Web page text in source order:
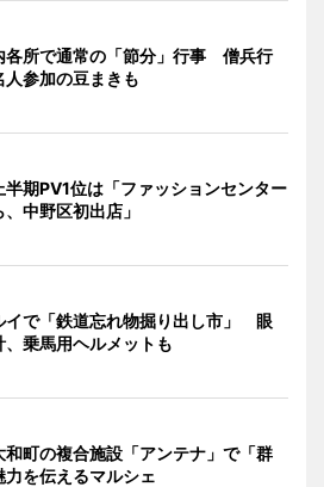
各所で通常の「節分」行事 僧兵行
人参加の豆まきも
半期PV1位は「ファッションセンター
、中野区初出店」
イで「鉄道忘れ物掘り出し市」 眼
、乗馬用ヘルメットも
和町の複合施設「アンテナ」で「群
力を伝えるマルシェ